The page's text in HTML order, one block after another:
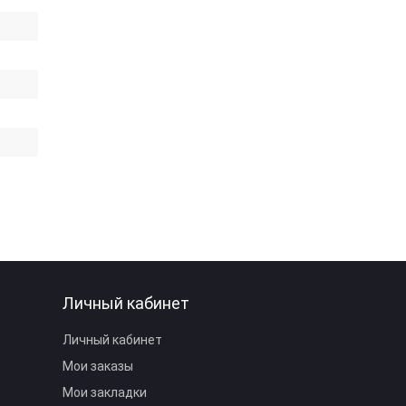
Личный кабинет
Личный кабинет
Мои заказы
Мои закладки